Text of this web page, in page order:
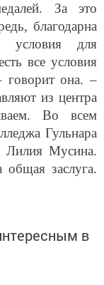
За это
благодарна
условия для
все условия
говорит она. –
из центра
Во всем
Гульнара
Лилия Мусина.
заслуга.
в